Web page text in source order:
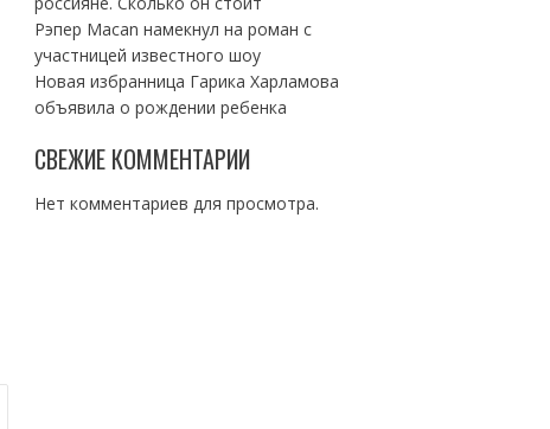
Рэпер Macan намекнул на роман с
участницей известного шоу
Новая избранница Гарика Харламова
объявила о рождении ребенка
СВЕЖИЕ КОММЕНТАРИИ
Нет комментариев для просмотра.